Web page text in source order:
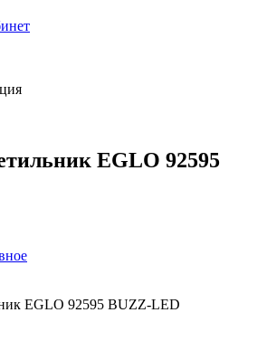
EGLO 92595
EGLO 92595 BUZZ-LED